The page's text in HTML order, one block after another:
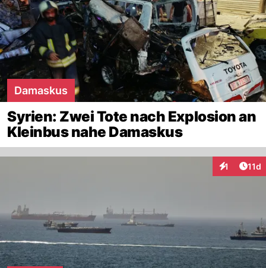
Damaskus
Syrien: Zwei Tote nach Explosion an
Kleinbus nahe Damaskus
1 11d